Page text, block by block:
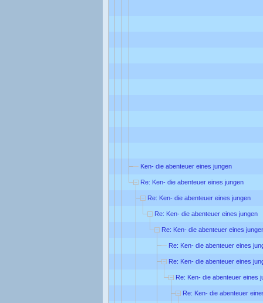
Ken- die abenteuer eines jungen
Re: Ken- die abenteuer eines jungen
Re: Ken- die abenteuer eines jungen
Re: Ken- die abenteuer eines jungen
Re: Ken- die abenteuer eines
Re: Ken- die abenteuer eines
Re: Ken- die abenteuer eines
Re: Ken- die abenteuer eines
Re: Ken- die abenteuer